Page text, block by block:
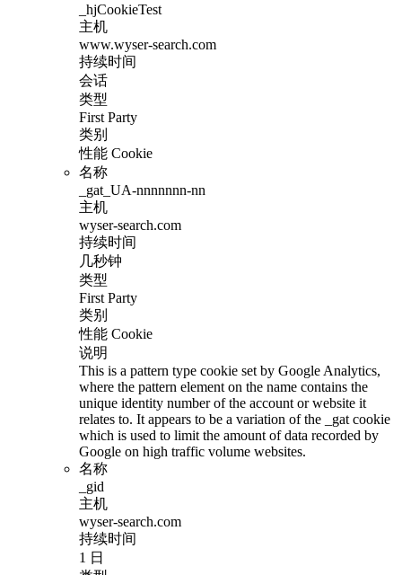
_hjCookieTest
主机
www.wyser-search.com
持续时间
会话
类型
First Party
类别
性能 Cookie
名称
_gat_UA-nnnnnnn-nn
主机
wyser-search.com
持续时间
几秒钟
类型
First Party
类别
性能 Cookie
说明
This is a pattern type cookie set by Google Analytics,
where the pattern element on the name contains the
unique identity number of the account or website it
relates to. It appears to be a variation of the _gat cookie
which is used to limit the amount of data recorded by
Google on high traffic volume websites.
名称
_gid
主机
wyser-search.com
持续时间
1 日